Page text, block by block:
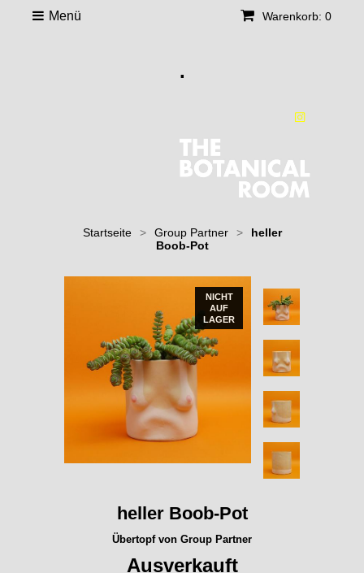
Warenkorb: 0
Menü
.
Startseite > Group Partner >
heller
Boob-Pot
NICHT
AUF
LAGER
heller Boob-Pot
Übertopf von Group Partner
Ausverkauft